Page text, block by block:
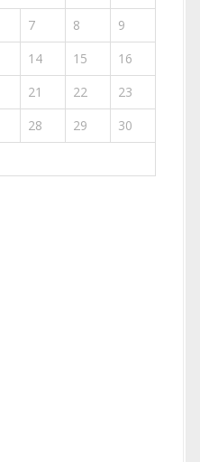
7 8
9
14 15
16
21 22
23
28 29
30